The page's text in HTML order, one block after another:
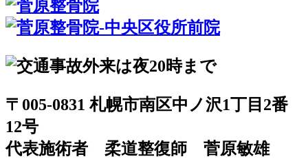
〒005-0831 札幌市南区中ノ沢1丁目2番
12号
代表施術者 柔道整復師 菅原敏雄